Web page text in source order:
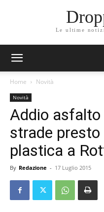
Le ultime
Home Novità
Novità
Addio asfalto
strade
plastica a
By Redazione - 17 Luglio 2015